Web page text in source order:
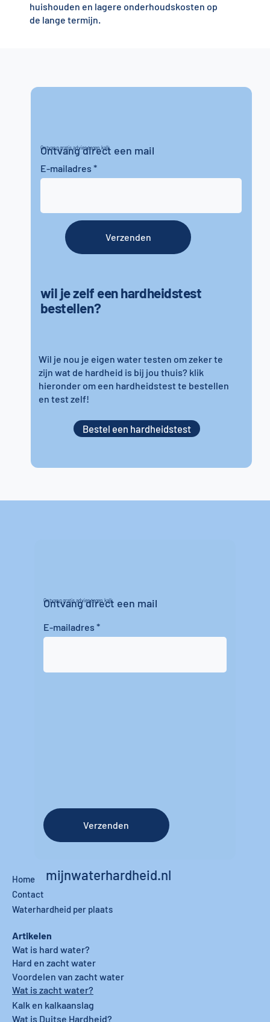
huishouden en lagere onderhoudskosten op
de lange termijn.
Ontvang gratis advies tegen kalk
Ontvang direct een mail
wil je zelf een hardheidstest
bestellen?
E-mailadres
Wil je nou je eigen water testen om zeker te
zijn wat de hardheid is bij jou thuis? klik
hieronder om een hardheidstest te bestellen
en test zelf!
Verzenden
Bestel een hardheidstest
Ontvang gratis advies tegen kalk
Ontvang direct een mail
E-mailadres
Verzenden
mijnwaterhardheid.nl
Home
Contact
Waterhardheid per plaats
Artikelen
Wat is hard water?
Hard en zacht water
Wat is zacht water?
Voordelen van zacht water
Kalk en kalkaanslag
Wat is Duitse Hardheid?